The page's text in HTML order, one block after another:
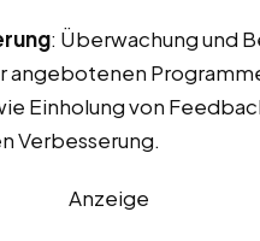
: Überwachung und
angebotenen
Einholung von
Verbesserung.
Anzeige